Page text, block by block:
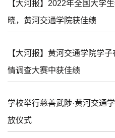
【大河报】2022年全国大学
晓，黄河交通学院获佳绩
【大河报】黄河交通学院学
情调查大赛中获佳绩
学校举行慈善武陟·黄河交通
放仪式